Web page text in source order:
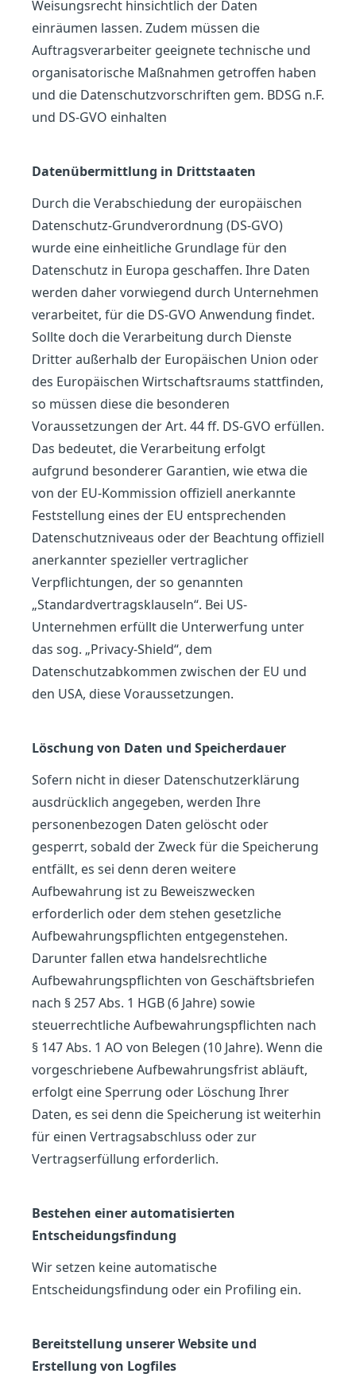
Weisungsrecht hinsichtlich der Daten
einräumen lassen. Zudem müssen die
Auftragsverarbeiter geeignete technische und
organisatorische Maßnahmen getroffen haben
und die Datenschutzvorschriften gem. BDSG n.F.
und DS-GVO einhalten
Datenübermittlung in Drittstaaten
Durch die Verabschiedung der europäischen
Datenschutz-Grundverordnung (DS-GVO)
wurde eine einheitliche Grundlage für den
Datenschutz in Europa geschaffen. Ihre Daten
werden daher vorwiegend durch Unternehmen
verarbeitet, für die DS-GVO Anwendung findet.
Sollte doch die Verarbeitung durch Dienste
Dritter außerhalb der Europäischen Union oder
des Europäischen Wirtschaftsraums stattfinden,
so müssen diese die besonderen
Voraussetzungen der Art. 44 ff. DS-GVO erfüllen.
Das bedeutet, die Verarbeitung erfolgt
aufgrund besonderer Garantien, wie etwa die
von der EU-Kommission offiziell anerkannte
Feststellung eines der EU entsprechenden
Datenschutzniveaus oder der Beachtung offiziell
anerkannter spezieller vertraglicher
Verpflichtungen, der so genannten
„Standardvertragsklauseln“. Bei US-
Unternehmen erfüllt die Unterwerfung unter
das sog. „Privacy-Shield“, dem
Datenschutzabkommen zwischen der EU und
den USA, diese Voraussetzungen.
Löschung von Daten und Speicherdauer
Sofern nicht in dieser Datenschutzerklärung
ausdrücklich angegeben, werden Ihre
personenbezogen Daten gelöscht oder
gesperrt, sobald der Zweck für die Speicherung
entfällt, es sei denn deren weitere
Aufbewahrung ist zu Beweiszwecken
erforderlich oder dem stehen gesetzliche
Aufbewahrungspflichten entgegenstehen.
Darunter fallen etwa handelsrechtliche
Aufbewahrungspflichten von Geschäftsbriefen
nach § 257 Abs. 1 HGB (6 Jahre) sowie
steuerrechtliche Aufbewahrungspflichten nach
§ 147 Abs. 1 AO von Belegen (10 Jahre). Wenn die
vorgeschriebene Aufbewahrungsfrist abläuft,
erfolgt eine Sperrung oder Löschung Ihrer
Daten, es sei denn die Speicherung ist weiterhin
für einen Vertragsabschluss oder zur
Vertragserfüllung erforderlich.
Bestehen einer automatisierten
Entscheidungsfindung
Wir setzen keine automatische
Entscheidungsfindung oder ein Profiling ein.
Bereitstellung unserer Website und
Erstellung von Logfiles